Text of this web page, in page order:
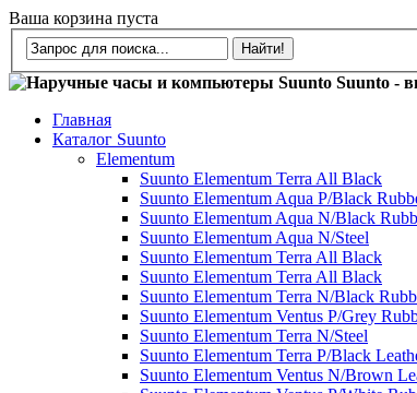
Ваша корзина пуста
Suunto -
Главная
Каталог Suunto
Elementum
Suunto Elementum Terra All Black
Suunto Elementum Aqua P/Black
Suunto Elementum Aqua N/Black
Suunto Elementum Aqua N/Steel
Suunto Elementum Terra All Black
Suunto Elementum Terra All Black
Suunto Elementum Terra N/Black
Suunto Elementum Ventus P/Grey
Suunto Elementum Terra N/Steel
Suunto Elementum Terra P/Black
Suunto Elementum Ventus N/Brown